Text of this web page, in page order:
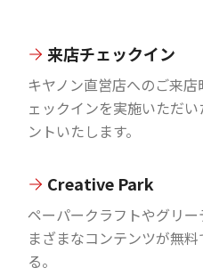
来店チェックイン
キヤノン直営店へのご来
ェックインを実施いただ
ントいたします。
Creative Park
ペーパークラフトやグリ
まざまなコンテンツが無
る。